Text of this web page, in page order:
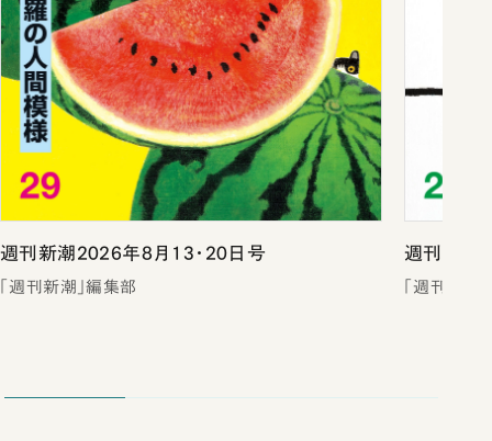
週刊新潮2026年8月13・20日号
「週刊新潮」編集部
週刊新潮
「週刊新潮